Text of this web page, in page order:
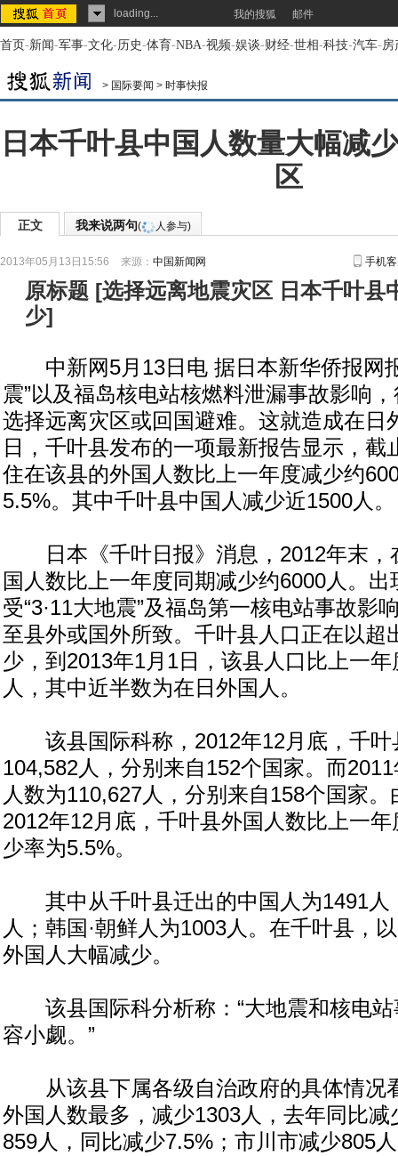
loading... 我的搜狐 邮件
首页-新闻-军事-文化-历史-体育-NBA-视频-娱谈-财经-世相-科技-汽车-房
> 国际要闻 > 时事快报
日本千叶县中国人数量大幅减
区
正文 我来说两句( 人参与)
2013年05月13日15:56 来源： 中国新闻网 手机
原标题 [选择远离地震灾区 日本千叶县
少]
中新网5月13日电 据日本新华侨报网报
震”以及福岛核电站核燃料泄漏事故影响
选择远离灾区或回国避难。这就造成在日
日，千叶县发布的一项最新报告显示，截
住在该县的外国人数比上一年度减少约
5.5%。其中千叶县中国人减少近1500人。
日本《千叶日报》消息，2012年末，
国人数比上一年度同期减少约6000人。
受“3·11大地震”及福岛第一核电站事故影
至县外或国外所致。千叶县人口正在以超
少，到2013年1月1日，该县人口比上一
人，其中近半数为在日外国人。
该县国际科称，2012年12月底，千叶
104,582人，分别来自152个国家。而
人数为110,627人，分别来自158个国家
2012年12月底，千叶县外国人数比上一
少率为5.5%。
其中从千叶县迁出的中国人为1491人
人；韩国·朝鲜人为1003人。在千叶县，
外国人大幅减少。
该县国际科分析称：“大地震和核电站
容小觑。”
从该县下属各级自治政府的具体情况
外国人数最多，减少1303人，去年同比
859人，同比减少7.5%；市川市减少805